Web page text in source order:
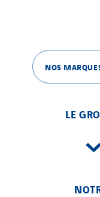
NOS
LE
Brasil
Czech Republic
Germany
Netherlands